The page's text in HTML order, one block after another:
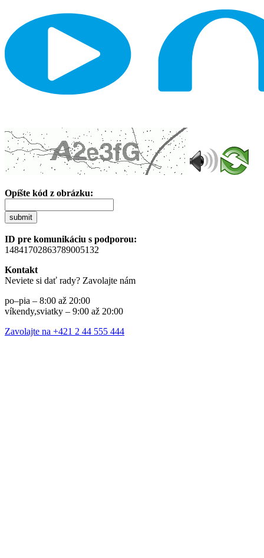
Opíšte kód z obrázku:
submit
ID pre komunikáciu s podporou:
14841702863789005132
Kontakt
Neviete si dať rady? Zavolajte nám
po–pia – 8:00 až 20:00
víkendy,sviatky – 9:00 až 20:00
Zavolajte na +421 2 44 555 444